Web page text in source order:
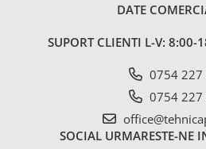
1.5.9. Chiulasa si supape
1.5.10. Distributie si accesorii
DATE
SUPORT CLIENTI L-V: 8:00-
0754 227
0754 227
SOCIAL URMARESTE-NE